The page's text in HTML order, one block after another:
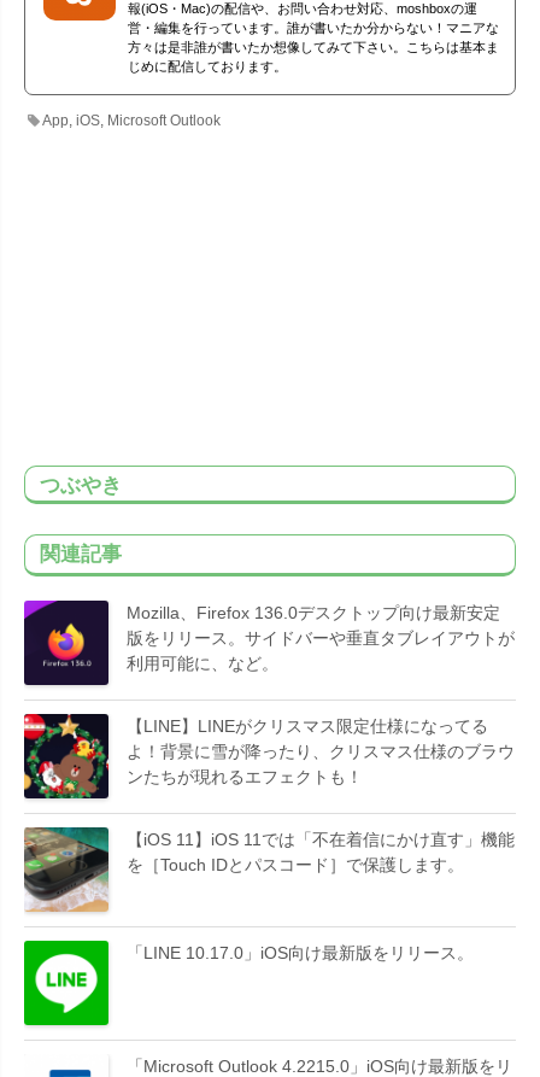
報(iOS・Mac)の配信や、お問い合わせ対応、moshboxの運
営・編集を行っています。誰が書いたか分からない！マニアな
方々は是非誰が書いたか想像してみて下さい。こちらは基本ま
じめに配信しております。
App ,iOS Microsoft Outlook
つぶやき
関連記事
Mozilla、Firefox 136.0デスクトップ向け最新安定
版をリリース。サイドバーや垂直タブレイアウトが
利用可能に、など。
【LINE】LINEがクリスマス限定仕様になってる
よ！背景に雪が降ったり、クリスマス仕様のブラウ
ンたちが現れるエフェクトも！
【iOS 11】iOS 11では「不在着信にかけ直す」機能
を［Touch IDとパスコード］で保護します。
「LINE 10.17.0」iOS向け最新版をリリース。
「Microsoft Outlook 4.2215.0」iOS向け最新版をリ